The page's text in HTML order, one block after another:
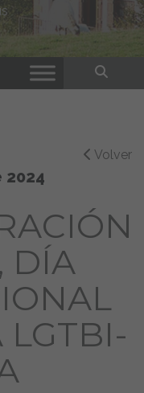
Volver
2024
DÍA
LGTBI-